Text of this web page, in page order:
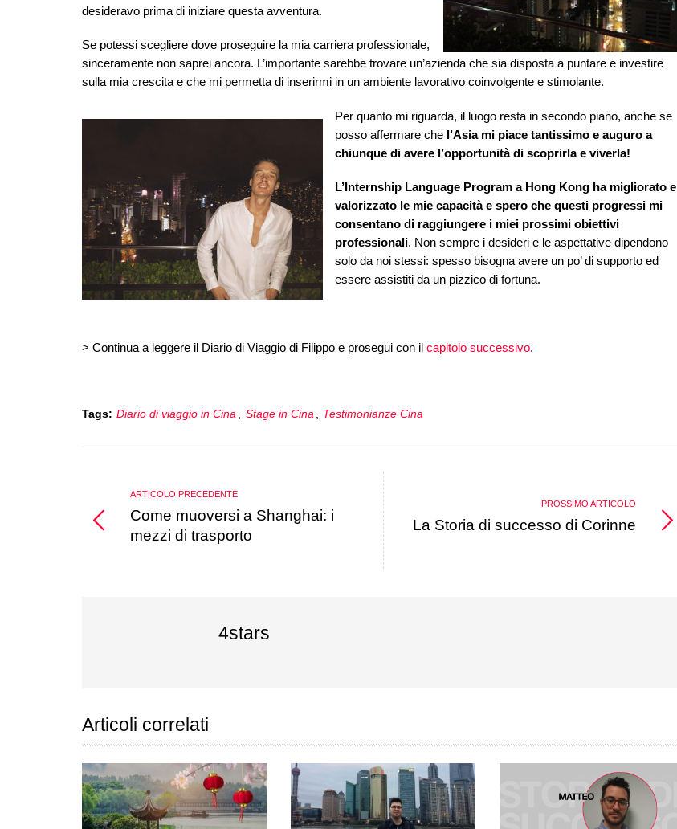
desideravo prima di iniziare questa avventura.
Se potessi scegliere dove proseguire la mia carriera professionale,
sinceramente non saprei ancora. L’importante sarebbe trovare un’azienda che sia disposta a puntare e investire
sulla mia crescita e che mi permetta di inserirmi in un ambiente lavorativo coinvolgente e stimolante.
Per quanto mi riguarda, il luogo resta in secondo piano, anche se
posso affermare che l’Asia mi piace tantissimo e auguro a
chiunque di avere l’opportunità di scoprirla e viverla!
L’Internship Language Program a Hong Kong ha migliorato e
valorizzato le mie capacità e spero che questi progressi mi
consentano di raggiungere i miei prossimi obiettivi
professionali. Non sempre i desideri e le aspettative dipendono
solo da noi stessi: spesso bisogna avere un po’ di supporto ed
essere assistiti da un pizzico di fortuna.
> Continua a leggere il Diario di Viaggio di Filippo e prosegui con il capitolo successivo.
Tags: Diario di viaggio in Cina , Stage in Cina , Testimonianze Cina
ARTICOLO PRECEDENTE
Come muoversi a Shanghai: i
mezzi di trasporto
PROSSIMO ARTICOLO
La Storia di successo di Corinne
4stars
Articoli correlati